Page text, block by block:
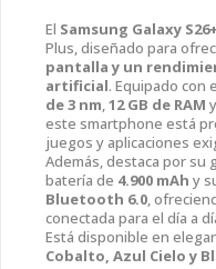
El Samsung Galaxy
Plus, diseñado para
pantalla y un
artificial. Equipado con
de 3 nm,12 GB de RAM y
este smartphone está
juegos y aplicaciones
Además, destaca por su
batería de 4.900 mAh y
Bluetooth 6.0,
conectada para el día a
Está disponible en
Cobalto, Azul Cielo y